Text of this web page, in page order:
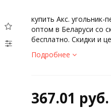
купить Акс.
оптом в Беларуси со
бесплатно. Скидки и
Подробнее
367.01 руб.